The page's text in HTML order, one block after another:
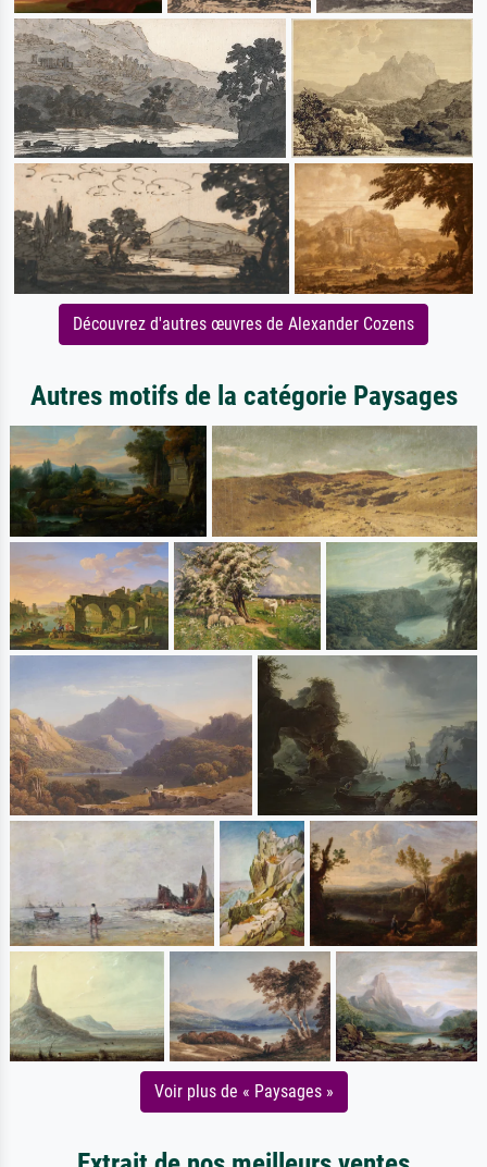
Découvrez d'autres œuvres de Alexander Cozens
Autres motifs de la catégorie Paysages
Voir plus de « Paysages »